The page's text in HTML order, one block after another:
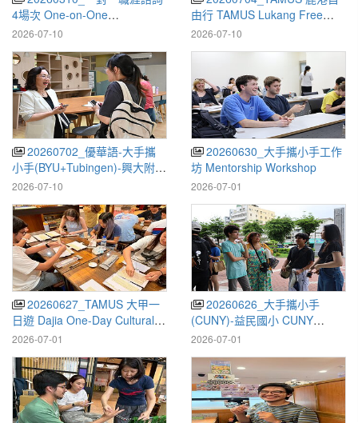
4場次 One-on-One
Consultation
2026-07-10
由行 TAMUS Lukang Free
Tour
2026-07-10
20260702_優華語-大手攜
小手(BYU+Tubingen)-興大附農
Chinese Language Program–
HS
2026-07-10
20260630_大手攜小手工作
坊 Mentorship Workshop
2026-07-01
20260627_TAMUS 大甲一
日遊 Dajia One-Day Cultural
and Food Experience
2026-07-01
20260626_大手攜小手
(CUNY)-益民國小 CUNY
Mentorship – Yimin
2026-07-01